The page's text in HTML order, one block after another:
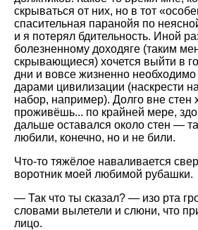
скрываться от них, но в тот
спасительная паранойя по
и я потерял бдительность. Иной
болезненному доходяге (таким
скрывающиеся) хочется выйти в
дни и вовсе жизненно необходимо
дарами цивилизации (наскрести
набор, например). Долго вне стен
проживёшь... по крайней мере,
дальше оставался около стен —
любили, конечно, но и не били.
Что-то тяжёлое наваливается
воротник моей любимой рубашки.
— Так что ты сказал? — изо рта
словами вылетели и слюни, что
лицо.